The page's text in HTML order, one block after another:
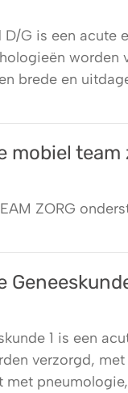
D/G is een acute
worden
brede en
mobiel team
ZORG
1 is een
verzorgd,